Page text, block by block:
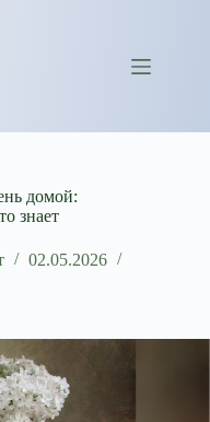
домой:
знает
02.05.2026